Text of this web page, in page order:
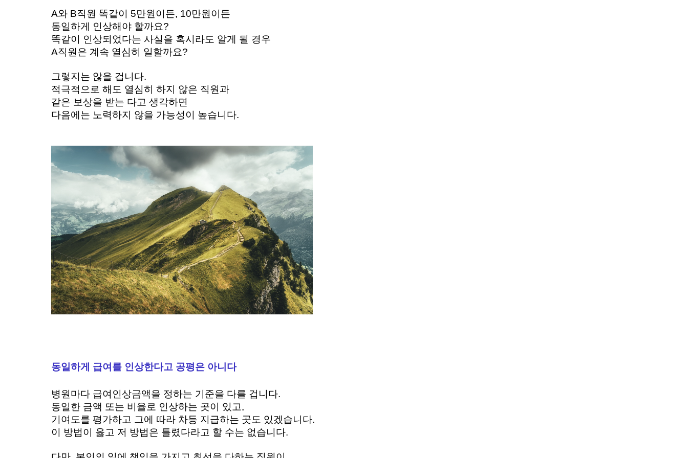
A와 B직원 똑같이 5만원이든, 10만원이든
동일하게 인상해야 할까요?
똑같이 인상되었다는 사실을 혹시라도 알게 될 경우
A직원은 계속 열심히 일할까요?
그렇지는 않을 겁니다.
적극적으로 해도 열심히 하지 않은 직원과
같은 보상을 받는 다고 생각하면
다음에는 노력하지 않을 가능성이 높습니다.
동일하게 급여를 인상한다고 공평은 아니다
병원마다 급여인상금액을 정하는 기준을 다를 겁니다.
동일한 금액 또는 비율로 인상하는 곳이 있고,
기여도를 평가하고 그에 따라 차등 지급하는 곳도 있겠습니다.
이 방법이 옳고 저 방법은 틀렸다라고 할 수는 없습니다.